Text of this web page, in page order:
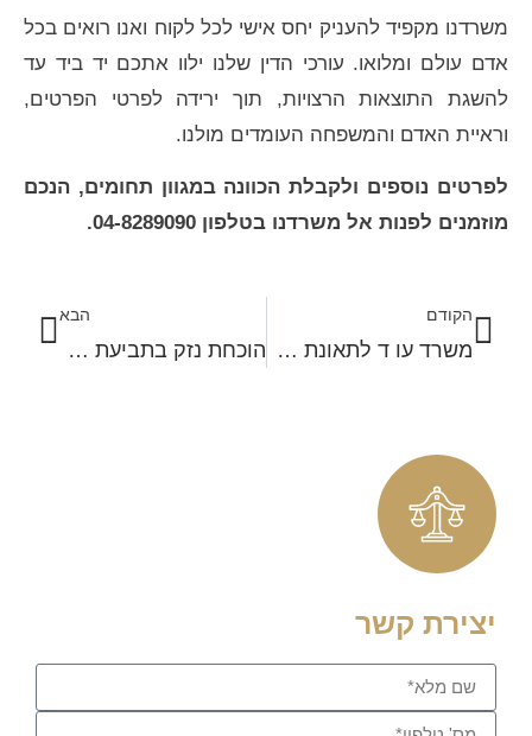
משרדנו מקפיד להעניק יחס אישי לכל לקוח ואנו רואים בכל
אדם עולם ומלואו. עורכי הדין שלנו ילוו אתכם יד ביד עד
להשגת התוצאות הרצויות, תוך ירידה לפרטי הפרטים,
וראיית האדם והמשפחה העומדים מולנו.
לפרטים נוספים ולקבלת הכוונה במגוון תחומים, הנכם
מוזמנים לפנות אל משרדנו בטלפון 04-8289090.
הקודם
משרד עו ד לתאונת דרכים – מלווה אתכם לכל אורך הדרך
הבא
הוכחת נזק בתביעת נזיקין – להציג את הראיות הנדרשות
יצירת קשר